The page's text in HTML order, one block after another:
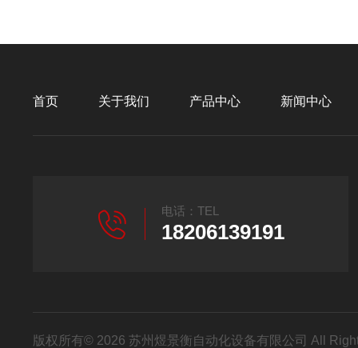
首页 关于我们 产品中心 新闻中心
电话：TEL
18206139191
版权所有© 2026 苏州煜景衡自动化设备有限公司 All